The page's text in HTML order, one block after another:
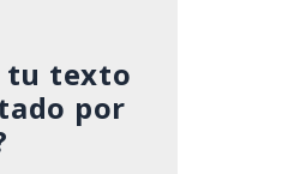
tu texto
por